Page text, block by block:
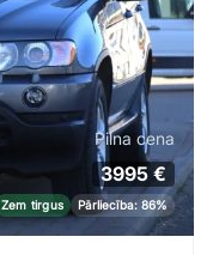
Pilna cena
3995 €
Zem tirgus Pārliecība: 86%